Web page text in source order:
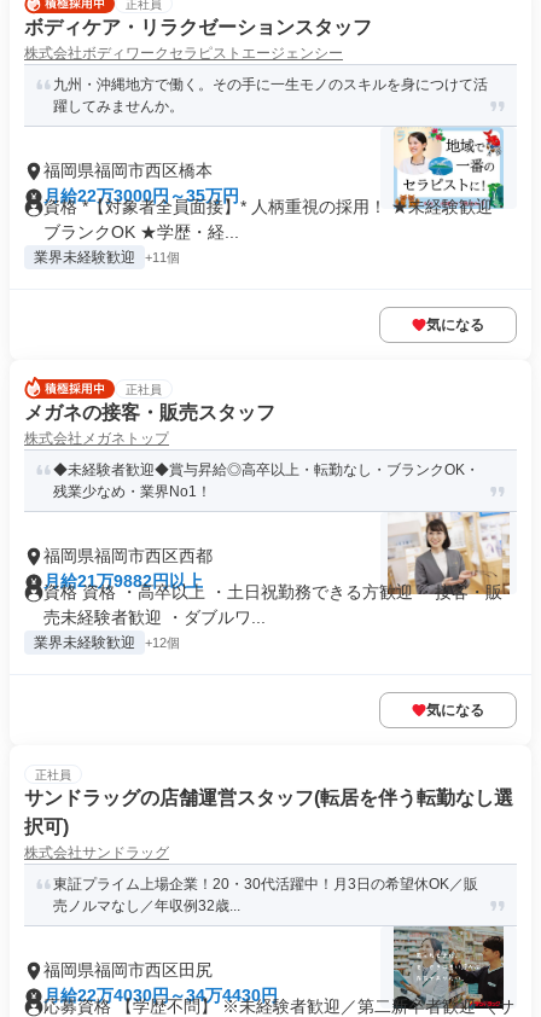
正社員
ボディケア・リラクゼーションスタッフ
株式会社ボディワークセラピストエージェンシー
九州・沖縄地方で働く。その手に一生モノのスキルを身につけて活
躍してみませんか。
福岡県福岡市西区橋本
月給22万3000円～35万円
資格 *【対象者全員面接】* 人柄重視の採用！ ★未経験歓迎・
ブランクOK ★学歴・経...
業界未経験歓迎 +11個
気になる
正社員
メガネの接客・販売スタッフ
株式会社メガネトップ
◆未経験者歓迎◆賞与昇給◎高卒以上・転勤なし・ブランクOK・
残業少なめ・業界No1！
福岡県福岡市西区西都
月給21万9882円以上
資格 資格 ・高卒以上 ・土日祝勤務できる方歓迎 ・接客・販
売未経験者歓迎 ・ダブルワ...
業界未経験歓迎 +12個
気になる
正社員
サンドラッグの店舗運営スタッフ(転居を伴う転勤なし選
択可)
株式会社サンドラッグ
東証プライム上場企業！20・30代活躍中！月3日の希望休OK／販
売ノルマなし／年収例32歳...
福岡県福岡市西区田尻
月給22万4030円～34万4430円
応募資格 【学歴不問】 ※未経験者歓迎／第二新卒者歓迎 ＼サ